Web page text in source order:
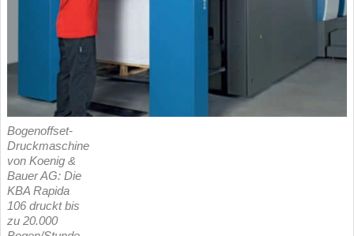
Bogenoffset-
Druckmaschine
von Koenig &
Bauer AG: Die
KBA Rapida
106 druckt bis
zu 20.000